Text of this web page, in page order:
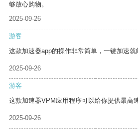
够放心购物。
2025-09-26
游客
这款加速器app的操作非常简单，一键加速就
2025-09-26
游客
这款加速器VPM应用程序可以给你提供最高
2025-09-26